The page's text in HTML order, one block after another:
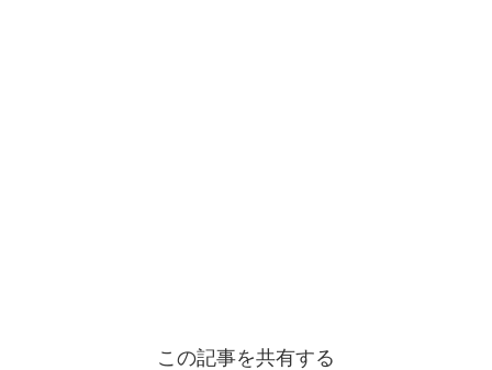
この記事を共有する